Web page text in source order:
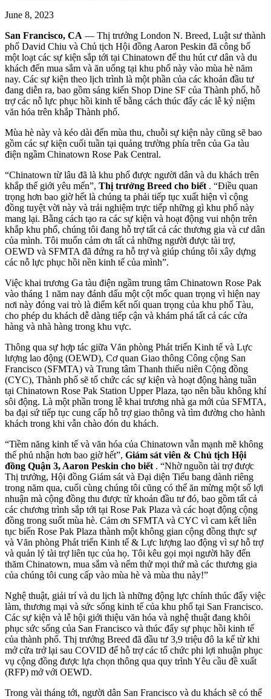
June 8, 2023
San Francisco, CA — Thị trưởng London N. Breed, Luật sư thành
phố David Chiu và Chủ tịch Hội đồng Aaron Peskin đã công bố
một loạt các sự kiện sắp tới tại Chinatown để thu hút cư dân và du
khách đến mua sắm và ăn uống tại khu phố này vào mùa hè năm
nay. Các sự kiện theo lịch trình là một phần của các khoản đầu tư
đang diễn ra, bao gồm sáng kiến Shop Dine SF của Thành phố, hỗ
trợ các nỗ lực phục hồi kinh tế bằng cách thúc đẩy các lễ kỷ niệm
văn hóa trên khắp Thành phố.
Mùa hè này và kéo dài đến mùa thu, chuỗi sự kiện này cũng sẽ bao
gồm các sự kiện cuối tuần tại quảng trường phía trên của Ga tàu
điện ngầm Chinatown Rose Pak Central.
“Chinatown từ lâu đã là khu phố được người dân và du khách trên
khắp thế giới yêu mến”, Thị trưởng Breed cho biết . “Điều quan
trọng hơn bao giờ hết là chúng ta phải tiếp tục xuất hiện vì cộng
đồng tuyệt vời này và trải nghiệm trực tiếp những gì khu phố này
mang lại. Bằng cách tạo ra các sự kiện và hoạt động vui nhộn trên
khắp khu phố, chúng tôi đang hỗ trợ tất cả các thương gia và cư dân
của mình. Tôi muốn cảm ơn tất cả những người được tài trợ,
OEWD và SFMTA đã đứng ra hỗ trợ và giúp chúng tôi xây dựng
các nỗ lực phục hồi nền kinh tế của mình”.
Việc khai trương Ga tàu điện ngầm trung tâm Chinatown Rose Pak
vào tháng 1 năm nay đánh dấu một cột mốc quan trọng vì hiện nay
nơi này đóng vai trò là điểm kết nối quan trọng của khu phố Tàu,
cho phép du khách dễ dàng tiếp cận và khám phá tất cả các cửa
hàng và nhà hàng trong khu vực.
Thông qua sự hợp tác giữa Văn phòng Phát triển Kinh tế và Lực
lượng lao động (OEWD), Cơ quan Giao thông Công cộng San
Francisco (SFMTA) và Trung tâm Thanh thiếu niên Cộng đồng
(CYC), Thành phố sẽ tổ chức các sự kiện và hoạt động hàng tuần
tại Chinatown Rose Pak Station Upper Plaza, tạo nên bầu không khí
sôi động. Là một phần trong lễ khai trương nhà ga mới của SFMTA,
ba đại sứ tiếp tục cung cấp hỗ trợ giao thông và tìm đường cho hành
khách trong khi vẫn chào đón du khách.
“Tiềm năng kinh tế và văn hóa của Chinatown vẫn mạnh mẽ không
thể phủ nhận hơn bao giờ hết”, Giám sát viên & Chủ tịch Hội
đồng Quận 3, Aaron Peskin cho biết . “Nhờ nguồn tài trợ được
Thị trưởng, Hội đồng Giám sát và Đại diện Tiểu bang dành riêng
trong năm qua, cuối cùng chúng tôi cũng có thể ăn mừng một số lợi
nhuận mà cộng đồng thu được từ khoản đầu tư đó, bao gồm tất cả
các chương trình sắp tới tại Rose Pak Plaza và các hoạt động cộng
đồng trong suốt mùa hè. Cảm ơn SFMTA và CYC vì cam kết liên
tục biến Rose Pak Plaza thành một không gian cộng đồng thực sự
và Văn phòng Phát triển Kinh tế & Lực lượng lao động vì sự hỗ trợ
và quản lý tài trợ liên tục của họ. Tôi kêu gọi mọi người hãy đến
thăm Chinatown, mua sắm và nếm thử mọi thứ mà các thương gia
của chúng tôi cung cấp vào mùa hè và mùa thu này!”
Nghệ thuật, giải trí và du lịch là những động lực chính thúc đẩy việc
làm, thương mại và sức sống kinh tế của khu phố tại San Francisco.
Các sự kiện và lễ hội giới thiệu văn hóa và nghệ thuật đang khôi
phục sức sống của San Francisco và thúc đẩy sự phục hồi kinh tế
của thành phố. Thị trưởng Breed đã đầu tư 3,9 triệu đô la kể từ khi
mở cửa trở lại sau COVID để hỗ trợ các tổ chức phi lợi nhuận phục
vụ cộng đồng được lựa chọn thông qua quy trình Yêu cầu đề xuất
(RFP) mở với OEWD.
Trong vài tháng tới, người dân San Francisco và du khách sẽ có thể